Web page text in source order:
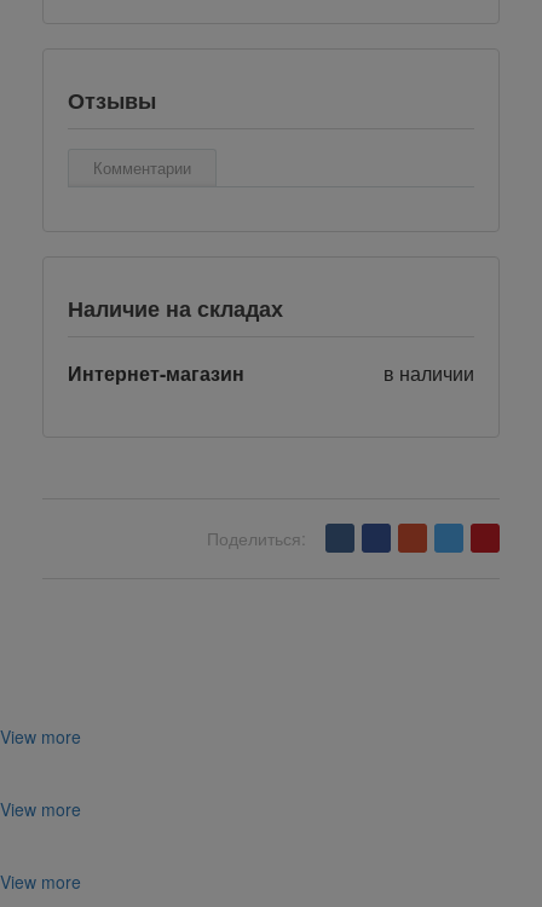
Отзывы
Комментарии
Наличие на складах
Интернет-магазин в наличии
Поделиться:
View more
View more
View more